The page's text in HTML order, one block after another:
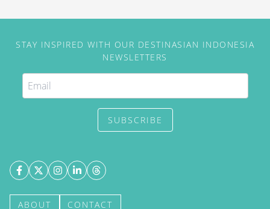
STAY INSPIRED WITH OUR DESTINASIAN INDONESIA
NEWSLETTERS
SUBSCRIBE
ABOUT CONTACT